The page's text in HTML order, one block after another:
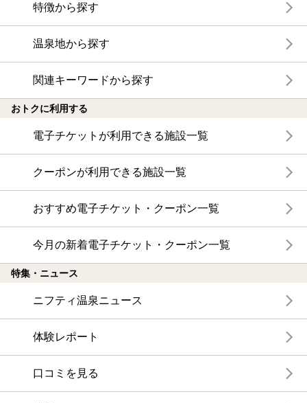
特徴から探す
温泉地から探す
関連キーワードから探す
おトクに利用する
電子チケットが利用できる施設一覧
クーポンが利用できる施設一覧
おすすめ電子チケット・クーポン一覧
今月の新着電子チケット・クーポン一覧
特集・ニュース
ニフティ温泉ニュース
体験レポート
口コミを見る